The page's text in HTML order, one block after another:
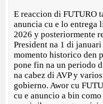
E reaccion di FUTURO
anuncia cu e lo entrega
2026 y posteriormente
President na 1 di
momento historico den
pone fin na un periodo
na cabez di AVP y
gobierno. Awor cu
cu e anuncio a bin